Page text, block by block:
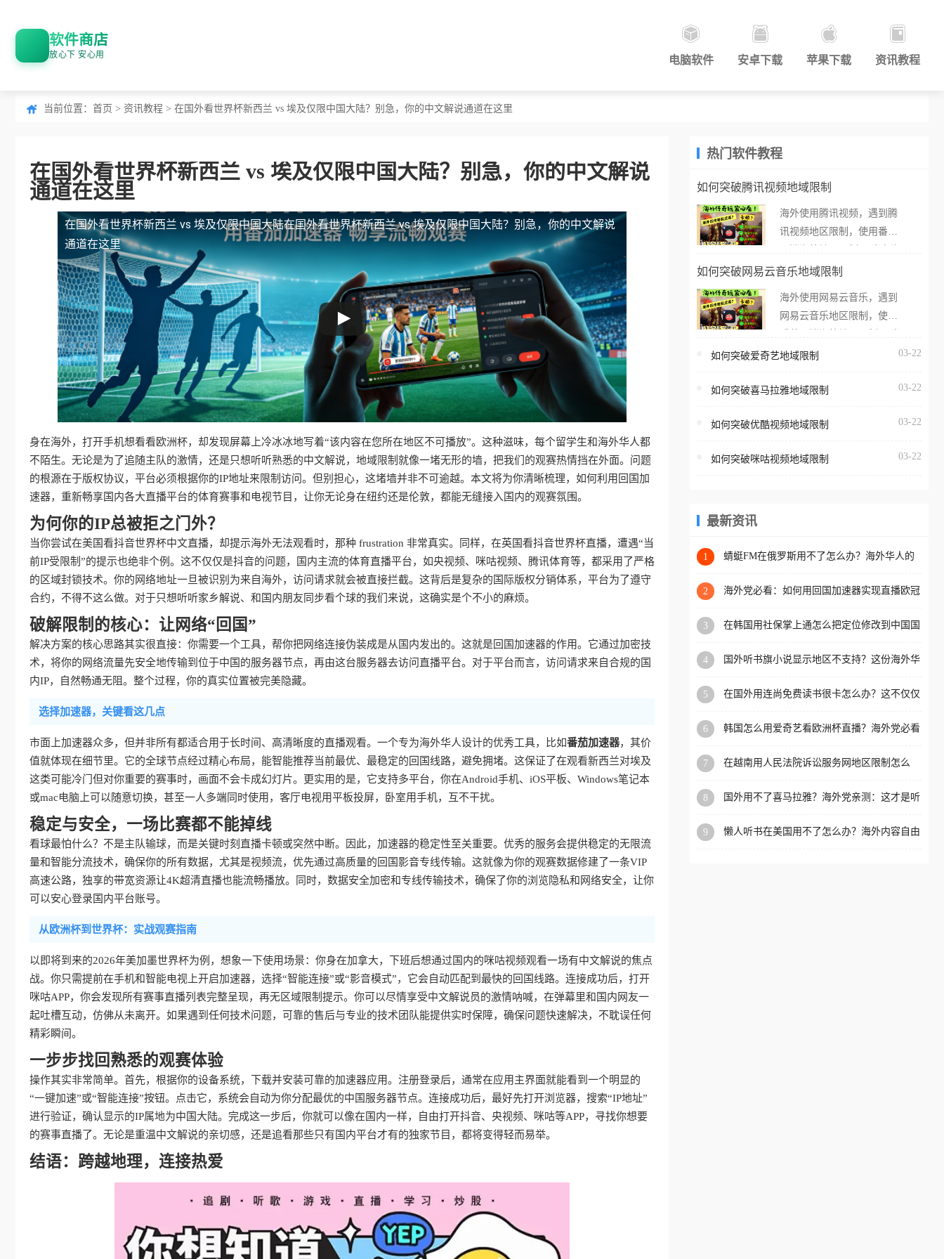
软件商店
放心下 安心用 电脑软件 安卓下载 苹果下载 资讯教程
当前位置： 首页 > 资讯教程 > 在国外看世界杯新西兰 vs 埃及仅限中国大陆？别急，你的中文解说通道在这里
在国外看世界杯新西兰 vs 埃及仅限中国大陆？别急，你的中文解说
通道在这里
在国外看世界杯新西兰 vs 埃及仅限中国大陆在国外看世界杯新西兰 vs 埃及仅限中国大陆？别急，你的中文解说
通道在这里
身在海外，打开手机想看看欧洲杯，却发现屏幕上冷冰冰地写着“该内容在您所在地区不可播放”。这种滋味，每个留学生和海外华人都
不陌生。无论是为了追随主队的激情，还是只想听听熟悉的中文解说，地域限制就像一堵无形的墙，把我们的观赛热情挡在外面。问题
的根源在于版权协议，平台必须根据你的IP地址来限制访问。但别担心，这堵墙并非不可逾越。本文将为你清晰梳理，如何利用回国加
速器，重新畅享国内各大直播平台的体育赛事和电视节目，让你无论身在纽约还是伦敦，都能无缝接入国内的观赛氛围。
为何你的IP总被拒之门外？
当你尝试在美国看抖音世界杯中文直播，却提示海外无法观看时，那种 frustration 非常真实。同样，在英国看抖音世界杯直播，遭遇“当
前IP受限制”的提示也绝非个例。这不仅仅是抖音的问题，国内主流的体育直播平台，如央视频、咪咕视频、腾讯体育等，都采用了严格
的区域封锁技术。你的网络地址一旦被识别为来自海外，访问请求就会被直接拦截。这背后是复杂的国际版权分销体系，平台为了遵守
合约，不得不这么做。对于只想听听家乡解说、和国内朋友同步看个球的我们来说，这确实是个不小的麻烦。
破解限制的核心：让网络“回国”
解决方案的核心思路其实很直接：你需要一个工具，帮你把网络连接伪装成是从国内发出的。这就是回国加速器的作用。它通过加密技
术，将你的网络流量先安全地传输到位于中国的服务器节点，再由这台服务器去访问直播平台。对于平台而言，访问请求来自合规的国
内IP，自然畅通无阻。整个过程，你的真实位置被完美隐藏。
选择加速器，关键看这几点
市面上加速器众多，但并非所有都适合用于长时间、高清晰度的直播观看。一个专为海外华人设计的优秀工具，比如番茄加速器，其价
值就体现在细节里。它的全球节点经过精心布局，能智能推荐当前最优、最稳定的回国线路，避免拥堵。这保证了在观看新西兰对埃及
这类可能冷门但对你重要的赛事时，画面不会卡成幻灯片。更实用的是，它支持多平台，你在Android手机、iOS平板、Windows笔记本
或mac电脑上可以随意切换，甚至一人多端同时使用，客厅电视用平板投屏，卧室用手机，互不干扰。
稳定与安全，一场比赛都不能掉线
看球最怕什么？不是主队输球，而是关键时刻直播卡顿或突然中断。因此，加速器的稳定性至关重要。优秀的服务会提供稳定的无限流
量和智能分流技术，确保你的所有数据，尤其是视频流，优先通过高质量的回国影音专线传输。这就像为你的观赛数据修建了一条VIP
高速公路，独享的带宽资源让4K超清直播也能流畅播放。同时，数据安全加密和专线传输技术，确保了你的浏览隐私和网络安全，让你
可以安心登录国内平台账号。
从欧洲杯到世界杯：实战观赛指南
以即将到来的2026年美加墨世界杯为例，想象一下使用场景：你身在加拿大，下班后想通过国内的咪咕视频观看一场有中文解说的焦点
战。你只需提前在手机和智能电视上开启加速器，选择“智能连接”或“影音模式”，它会自动匹配到最快的回国线路。连接成功后，打开
咪咕APP，你会发现所有赛事直播列表完整呈现，再无区域限制提示。你可以尽情享受中文解说员的激情呐喊，在弹幕里和国内网友一
起吐槽互动，仿佛从未离开。如果遇到任何技术问题，可靠的售后与专业的技术团队能提供实时保障，确保问题快速解决，不耽误任何
精彩瞬间。
一步步找回熟悉的观赛体验
操作其实非常简单。首先，根据你的设备系统，下载并安装可靠的加速器应用。注册登录后，通常在应用主界面就能看到一个明显的
“一键加速”或“智能连接”按钮。点击它，系统会自动为你分配最优的中国服务器节点。连接成功后，最好先打开浏览器，搜索“IP地址”
进行验证，确认显示的IP属地为中国大陆。完成这一步后，你就可以像在国内一样，自由打开抖音、央视频、咪咕等APP，寻找你想要
的赛事直播了。无论是重温中文解说的亲切感，还是追看那些只有国内平台才有的独家节目，都将变得轻而易举。
结语：跨越地理，连接热爱
热门软件教程
如何突破腾讯视频地域限制
海外使用腾讯视频，遇到腾
讯视频地区限制，使用番茄
外打开腾讯视频，却突然弹
地区无法播放”的提示语。
海外用户如香港、澳门、台
亚、欧洲等国家和地区时，
台一样，出现地区及版权限
地区播放。 遇到这个问题的
区工作、留学、定居等，都
权限制所困扰。
如何突破网易云音乐地域限制
海外使用网易云音乐，遇到
网易云音乐地区限制，使用
在海外打开网易云音乐，却
所在的地区无法播放”的提示
门、台湾、美国、加拿大、
区时，网易云音乐也会像其
回国加速器，即可解决「海
版权限制」的问题，无论人
国、加拿大、澳大利亚、欧
学、定居等，都可以使用，
扰。
如何突破爱奇艺地域限制 03-22
如何突破喜马拉雅地域限制 03-22
如何突破优酷视频地域限制 03-22
如何突破咪咕视频地域限制 03-22
最新资讯
1
蜻蜓FM在俄罗斯用不了怎么办？海外华人的
2
海外党必看：如何用回国加速器实现直播欧冠
3
在韩国用社保掌上通怎么把定位修改到中国国
4
国外听书旗小说显示地区不支持？这份海外华
5
在国外用连尚免费读书很卡怎么办？这不仅仅
6
韩国怎么用爱奇艺看欧洲杯直播？海外党必看
7
在越南用人民法院诉讼服务网地区限制怎么
8
国外用不了喜马拉雅？海外党亲测：这才是听
9
懒人听书在美国用不了怎么办？海外内容自由